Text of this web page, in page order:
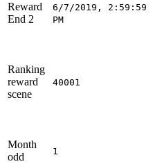
Reward
End 2
6/7/2019, 2:59:59
PM
Ranking
reward
scene
40001
Month
odd
1